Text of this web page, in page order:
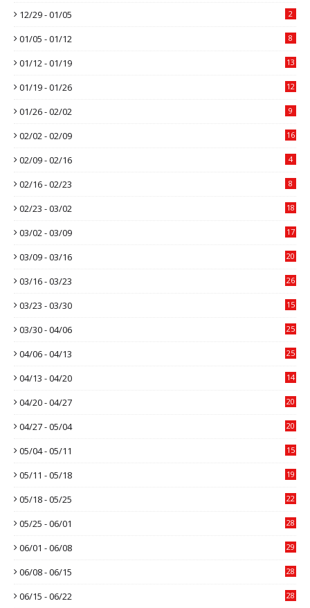
12/29 - 01/05 2
01/05 - 01/12 8
01/12 - 01/19 13
01/19 - 01/26 12
01/26 - 02/02 9
02/02 - 02/09 16
02/09 - 02/16 4
02/16 - 02/23 8
02/23 - 03/02 18
03/02 - 03/09 17
03/09 - 03/16 20
03/16 - 03/23 26
03/23 - 03/30 15
03/30 - 04/06 25
04/06 - 04/13 25
04/13 - 04/20 14
04/20 - 04/27 20
04/27 - 05/04 20
05/04 - 05/11 15
05/11 - 05/18 19
05/18 - 05/25 22
05/25 - 06/01 28
06/01 - 06/08 29
06/08 - 06/15 28
06/15 - 06/22 28